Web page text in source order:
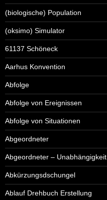
(biologische) Population
(oksimo) Simulator
61137 Schöneck
Aarhus Konvention
Abfolge
Abfolge von Ereignissen
Abfolge von Situationen
Abgeordneter
Abgeordneter – Unabhängigkeit
Abkürzungsdschungel
Ablauf Drehbuch Erstellung